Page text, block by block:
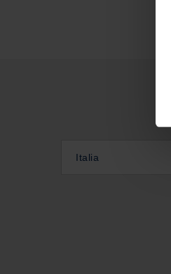
Italia